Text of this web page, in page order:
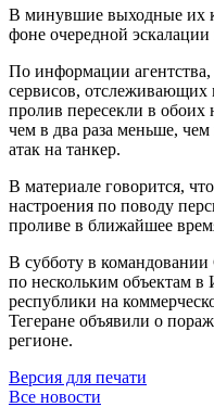
В минувшие выходные их
фоне очередной
По информации агентства,
сервисов, отслеживающих
пролив пересекли в обоих
чем в два раза меньше, чем
атак на танкер.
В материале говорится,
настроения по поводу
проливе в ближайшее
В субботу в
по нескольким объектам в
республики на
Тегеране объявили о
регионе.
Версия для печати
Все новости